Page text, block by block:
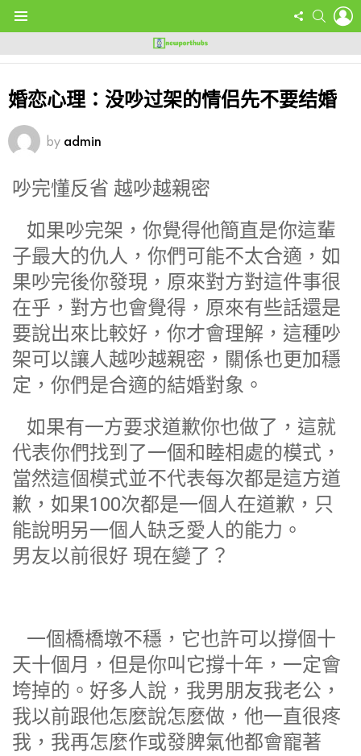
FOLLOW
婚恋心理：没吵过架的情侣先不要结婚
by admin
吵完懂反省 越吵越親密
如果吵完架，你覺得他簡直是你這輩
子最大的仇人，你們可能不太合適，如
果吵完後你發現，原來對方對這件事很
在乎，對方也會覺得，原來有些話還是
要說出來比較好，你才會理解，這種吵
架可以讓人越吵越親密，關係也更加穩
定，你們是合適的結婚對象。
如果有一方要求道歉你也做了，這就
代表你們找到了一個和睦相處的模式，
當然這個模式並不代表每次都是這方道
歉，如果100次都是一個人在道歉，只
能說明另一個人缺乏愛人的能力。
男友以前很好 現在變了？
一個橋橋墩不穩，它也許可以撐個十
天十個月，但是你叫它撐十年，一定會
垮掉的。好多人說，我男朋友我老公，
我以前跟他怎麼說怎麼做，他一直很疼
我，我再怎麼作或發脾氣他都會寵著